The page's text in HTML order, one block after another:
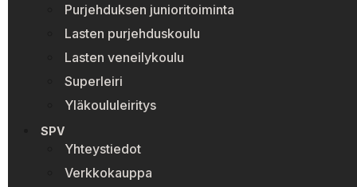
Purjehduksen junioritoiminta
Lasten purjehduskoulu
Lasten veneilykoulu
Superleiri
Yläkoululeiritys
SPV
Yhteystiedot
Verkkokauppa